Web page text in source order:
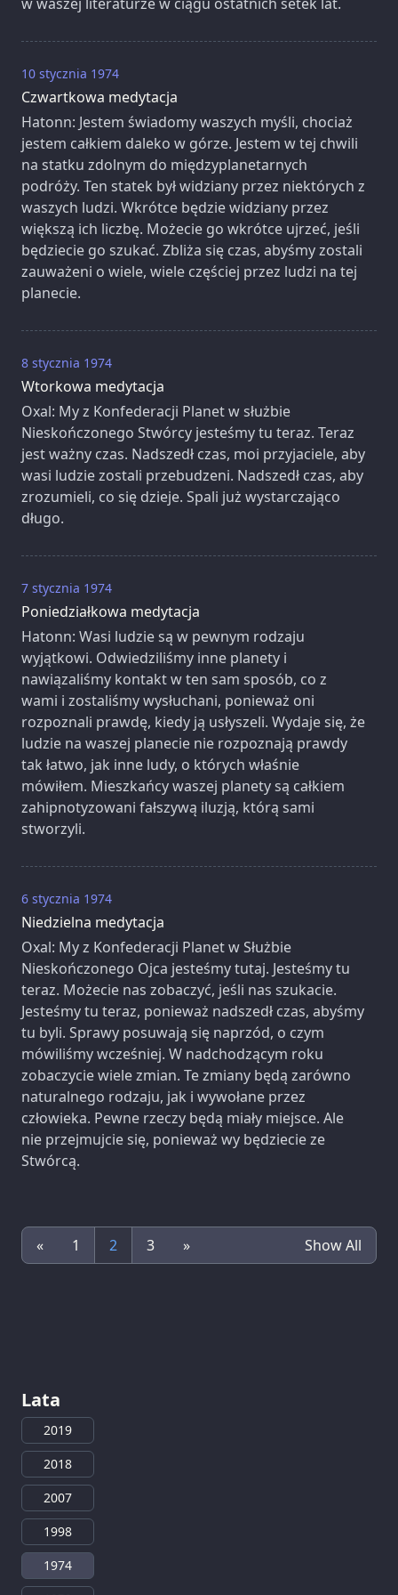
w waszej literaturze w ciągu ostatnich setek lat.
10 stycznia 1974
Czwartkowa medytacja
Hatonn: Jestem świadomy waszych myśli, chociaż
jestem całkiem daleko w górze. Jestem w tej chwili
na statku zdolnym do międzyplanetarnych
podróży. Ten statek był widziany przez niektórych z
waszych ludzi. Wkrótce będzie widziany przez
większą ich liczbę. Możecie go wkrótce ujrzeć, jeśli
będziecie go szukać. Zbliża się czas, abyśmy zostali
zauważeni o wiele, wiele częściej przez ludzi na tej
planecie.
8 stycznia 1974
Wtorkowa medytacja
Oxal: My z Konfederacji Planet w służbie
Nieskończonego Stwórcy jesteśmy tu teraz. Teraz
jest ważny czas. Nadszedł czas, moi przyjaciele, aby
wasi ludzie zostali przebudzeni. Nadszedł czas, aby
zrozumieli, co się dzieje. Spali już wystarczająco
długo.
7 stycznia 1974
Poniedziałkowa medytacja
Hatonn: Wasi ludzie są w pewnym rodzaju
wyjątkowi. Odwiedziliśmy inne planety i
nawiązaliśmy kontakt w ten sam sposób, co z
wami i zostaliśmy wysłuchani, ponieważ oni
rozpoznali prawdę, kiedy ją usłyszeli. Wydaje się, że
ludzie na waszej planecie nie rozpoznają prawdy
tak łatwo, jak inne ludy, o których właśnie
mówiłem. Mieszkańcy waszej planety są całkiem
zahipnotyzowani fałszywą iluzją, którą sami
stworzyli.
6 stycznia 1974
Niedzielna medytacja
Oxal: My z Konfederacji Planet w Służbie
Nieskończonego Ojca jesteśmy tutaj. Jesteśmy tu
teraz. Możecie nas zobaczyć, jeśli nas szukacie.
Jesteśmy tu teraz, ponieważ nadszedł czas, abyśmy
tu byli. Sprawy posuwają się naprzód, o czym
mówiliśmy wcześniej. W nadchodzącym roku
zobaczycie wiele zmian. Te zmiany będą zarówno
naturalnego rodzaju, jak i wywołane przez
człowieka. Pewne rzeczy będą miały miejsce. Ale
nie przejmujcie się, ponieważ wy będziecie ze
Stwórcą.
« 1 2 3 » Show All
Lata
2019
2018
2007
1998
1974